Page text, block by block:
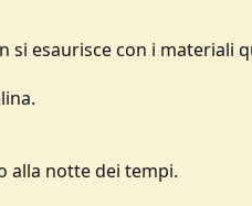
esaurisce con i materiali
alla notte dei tempi.